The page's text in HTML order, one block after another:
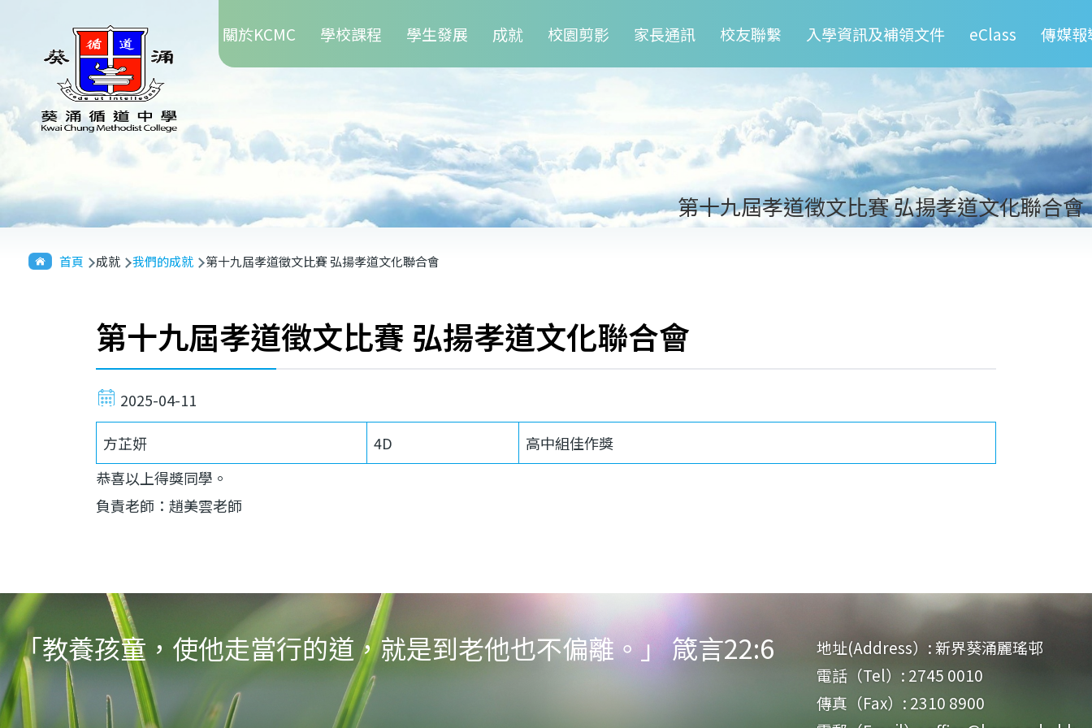
navigation
關於KCMC 學校課程 學生發展 成就 校園剪影 家長通訊 校友聯繫 入學資訊及補領文件 eClass 傳媒報
第十九屆孝道徵文比賽 弘揚孝道文化聯合會
導
航 首頁 成就 我們的成就 第十九屆孝道徵文比賽 弘揚孝道文化聯合會
第十九屆孝道徵文比賽 弘揚孝道文化聯合會
2025-04-11
方芷妍 4D
高中組佳作獎
恭喜以上得獎同學。
負責老師： 趙美雲老師
「教養孩童，使他走當行的道，就是到老他也不偏離。」 箴言22:6 地址(Address）: 新界葵涌麗瑤邨
電話（Tel）: 2745 0010
傳真（Fax）: 2310 8900